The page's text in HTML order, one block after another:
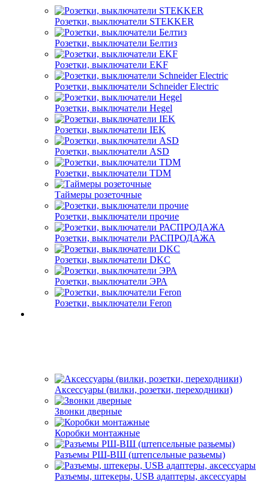
Розетки, выключатели STEKKER
Розетки, выключатели Белтиз
Розетки, выключатели EKF
Розетки, выключатели Schneider Electric
Розетки, выключатели Hegel
Розетки, выключатели IEK
Розетки, выключатели ASD
Розетки, выключатели TDM
Таймеры розеточные
Розетки, выключатели прочие
Розетки, выключатели РАСПРОДАЖА
Розетки, выключатели DKC
Розетки, выключатели ЭРА
Розетки, выключатели Feron
Аксессуары (вилки, розетки, переходники)
Звонки дверные
Коробки монтажные
Разъемы РШ-ВШ (штепсельные разьемы)
Разъемы, штекеры, USB адаптеры, аксессуары